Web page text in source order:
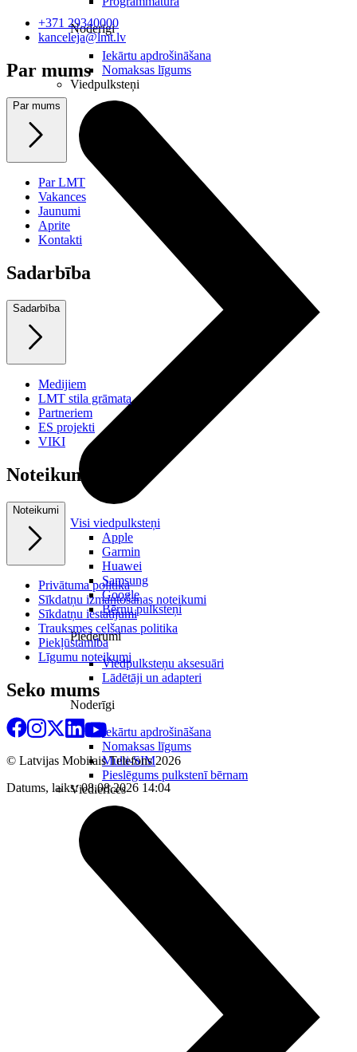
Noderīgi
Iekārtu apdrošināšana
Nomaksas līgums
Viedpulksteņi
Visi viedpulksteņi
Apple
Garmin
Huawei
Samsung
Google
Bērnu pulksteņi
Piederumi
Viedpulksteņu aksesuāri
Lādētāji un adapteri
Noderīgi
Iekārtu apdrošināšana
Nomaksas līgums
Multi-SIM
Pieslēgums pulkstenī bērnam
Viedierīces
+371 29340000
kanceleja@lmt.lv
Par mums
Par mums
Par LMT
Vakances
Jaunumi
Aprite
Kontakti
Sadarbība
Sadarbība
Medijiem
LMT stila grāmata
Partneriem
ES projekti
VIKI
Noteikumi
Noteikumi
Privātuma politika
Sīkdatņu izmantošanas noteikumi
Sīkdatņu iestatījumi
Trauksmes celšanas politika
Piekļūstamība
Līgumu noteikumi
Seko mums
© Latvijas Mobilais Telefons2026
Datums, laiks: 08.08.2026 14:04